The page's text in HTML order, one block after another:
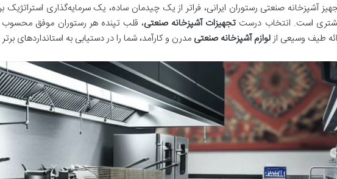
آشپزخانه صنعتی رستوران ایرانی، فراتر از یک چیدمان ساده، یک سرمایه‌گذاری
است. انتخاب درست تجهیزات آشپزخانه صنعتی، قلب تپنده هر رستوران موفق محسوب
طیف وسیعی ازلوازم آشپزخانه صنعتی مدرن و کارآمد، شما را در دستیابی به استانداردهای